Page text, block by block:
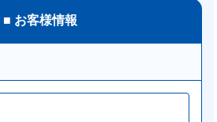
■ お客様情報